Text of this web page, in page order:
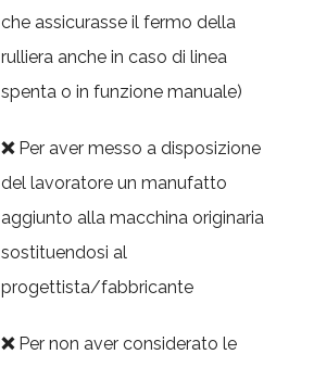
che assicurasse il fermo della
rulliera anche in caso di linea
spenta o in funzione manuale)
❌ Per aver messo a disposizione
del lavoratore un manufatto
aggiunto alla macchina originaria
sostituendosi al
progettista/fabbricante
❌ Per non aver considerato le